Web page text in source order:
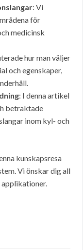
: Vi
för
medicinsk
hur man väljer
och egenskaper,
: I denna artikel
betraktade
inom kyl- och
kunskapsresa
Vi önskar dig all